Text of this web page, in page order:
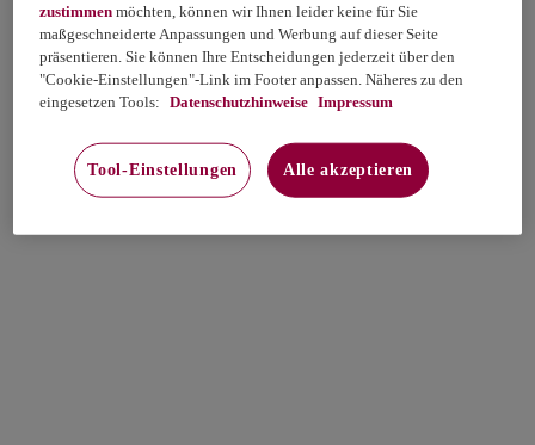
zustimmen möchten, können wir Ihnen leider keine für Sie
maßgeschneiderte Anpassungen und Werbung auf dieser Seite
präsentieren. Sie können Ihre Entscheidungen jederzeit über den
"Cookie-Einstellungen"-Link im Footer anpassen. Näheres zu den
eingesetzen Tools: Datenschutzhinweise Impressum
Tool-Einstellungen Alle akzeptieren